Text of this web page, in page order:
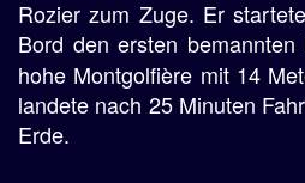
Rozier zum Zuge. Er
Bord den ersten
hohe Montgolfière mit 14
landete nach 25 Minuten
Erde.